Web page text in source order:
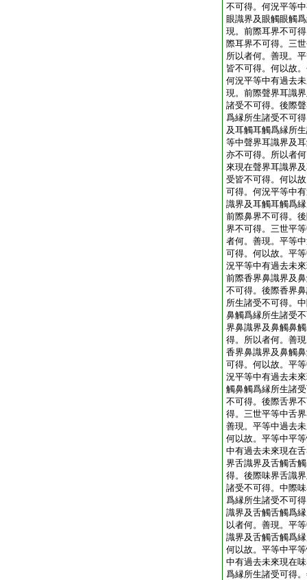
不可得。何況平等
眼識界及眼觸眼觸
現。前際耳界不可
際耳界不可得。三
所以者何。善現。
皆不可得。何以故
何況平等中有過去
現。前際聲界耳識
諸受不可得。後際
爲縁所生諸受不可
及耳觸耳觸爲縁所
等中聲界耳識界及
亦不可得。所以者
來現在聲界耳識界
受皆不可得。何以
可得。何況平等中
識界及耳觸耳觸爲
前際鼻界不可得。
界不可得。三世平
者何。善現。平等
可得。何以故。平
況平等中有過去未
前際香界鼻識界及
不可得。後際香界
所生諸受不可得。
鼻觸爲縁所生諸受
界鼻識界及鼻觸鼻
得。所以者何。善
香界鼻識界及鼻觸
可得。何以故。平
況平等中有過去未
觸鼻觸爲縁所生諸
不可得。後際舌界
得。三世平等中舌
善現。平等中過去
何以故。平等中平
中有過去未來現在
界舌識界及舌觸舌
得。後際味界舌識
諸受不可得。中際
爲縁所生諸受不可
識界及舌觸舌觸爲
以者何。善現。平
識界及舌觸舌觸爲
何以故。平等中平
中有過去未來現在
爲縁所生諸受可得